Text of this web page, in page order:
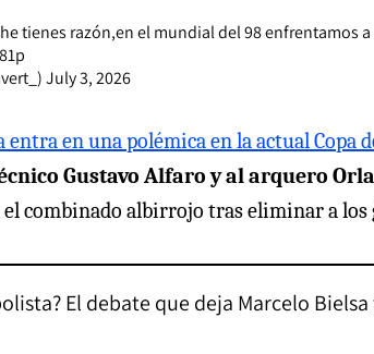
tienes razón,en el mundial del 98 enfrentamos a
July 3, 2026
en una polémica en la actual Copa
Gustavo Alfaro y al arquero
combinado albirrojo tras eliminar a los
El debate que deja Marcelo